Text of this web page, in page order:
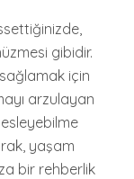
gibidir.
için
arzulayan
yaşam
bir rehberlik